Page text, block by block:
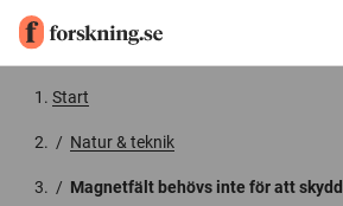
Start
/ Natur & teknik
/ Magnetfält behövs inte för att